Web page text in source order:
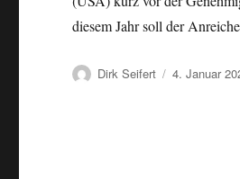
diesem Jahr soll der
Autor
Dirk Seifert
Veröffentlicht
4. Januar